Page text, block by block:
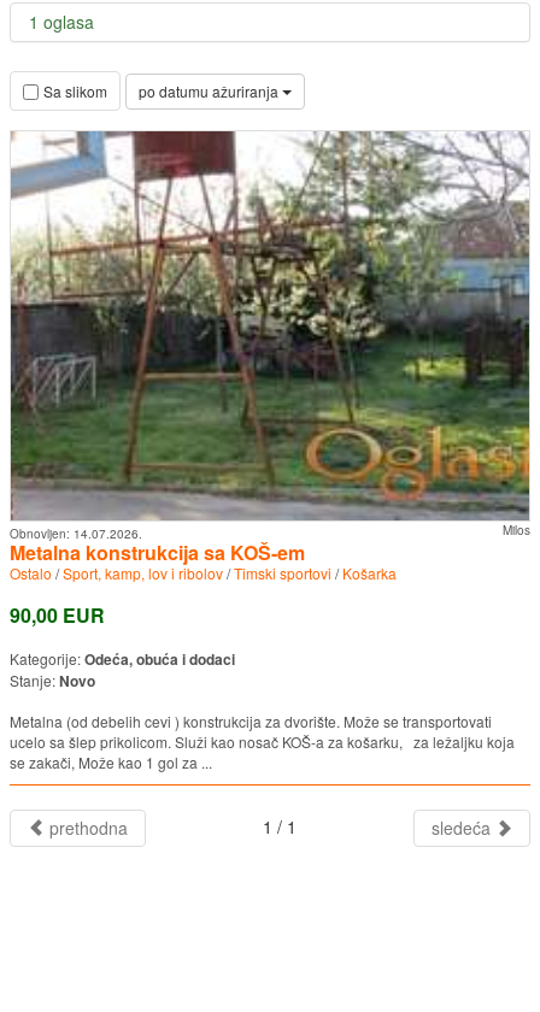
1 oglasa
Sa slikom po datumu ažuriranja
Milos
Obnovljen: 14.07.2026.
Metalna konstrukcija sa KOŠ-em
Ostalo /Sport, kamp, lov i ribolov/Timski sportovi /Košarka
90,00 EUR
Kategorije:Odeća, obuća i dodaci
Stanje:Novo
Metalna (od debelih cevi ) konstrukcija za dvorište. Može se transportovati
ucelo sa šlep prikolicom. Služi kao nosač KOŠ-a za košarku, za ležaljku koja
se zakači, Može kao 1 gol za ...
prethodna 1 / 1 sledeća